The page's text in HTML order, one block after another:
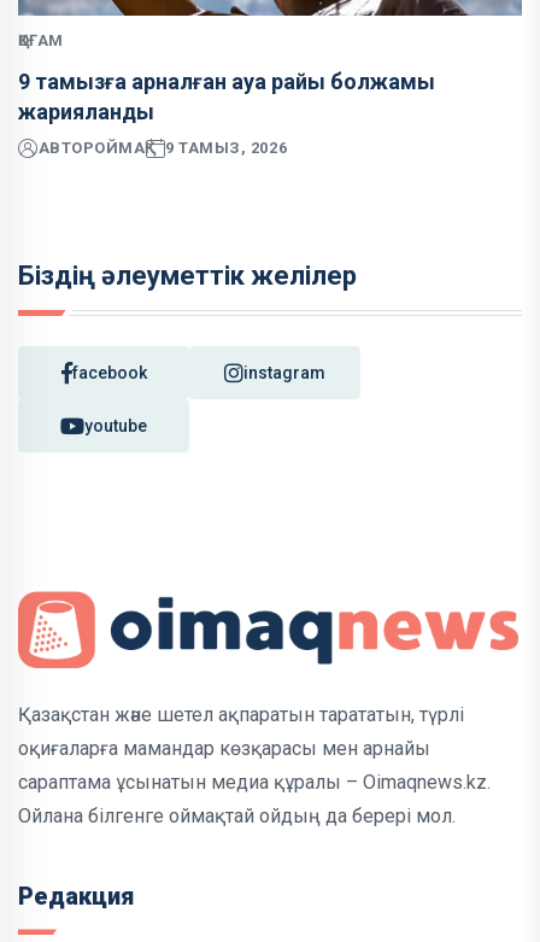
ҚОҒАМ
9 тамызға арналған ауа райы болжамы
жарияланды
АВТОРОЙМАҚ 9 ТАМЫЗ, 2026
Біздің әлеуметтік желілер
facebook instagram
youtube
Қазақстан және шетел ақпаратын тарататын, түрлі
оқиғаларға мамандар көзқарасы мен арнайы
сараптама ұсынатын медиа құралы – Oimaqnews.kz.
Ойлана білгенге оймақтай ойдың да берері мол.
Редакция